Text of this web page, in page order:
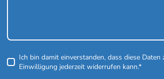
Ich bin damit einverstanden, dass diese
Einwilligung jederzeit widerrufen kann.*